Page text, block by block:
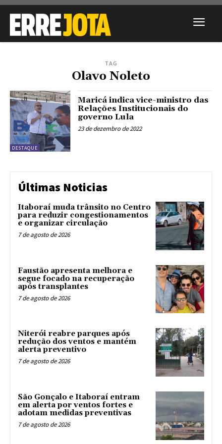
TAG
Olavo Noleto
DESTAQUE
Maricá indica vice-ministro das
Relações Institucionais do
governo Lula
23 de dezembro de 2022
Últimas Noticias
Itaboraí muda trânsito no Centro
para reduzir congestionamentos
e organizar circulação
7 de agosto de 2026
Faustão apresenta melhora e
segue focado na recuperação
após transplantes
7 de agosto de 2026
Niterói reabre parques após
redução dos ventos e mantém
alerta preventivo
7 de agosto de 2026
São Gonçalo e Itaboraí entram
em alerta por ventos fortes e
adotam medidas preventivas
7 de agosto de 2026